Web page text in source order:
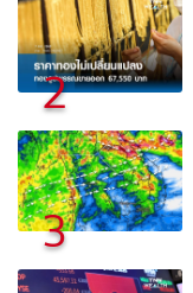
2
3